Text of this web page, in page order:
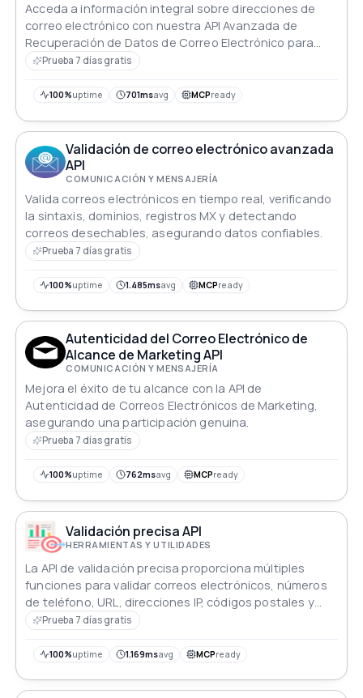
Acceda a información integral sobre direcciones de
correo electrónico con nuestra API Avanzada de
Recuperación de Datos de Correo Electrónico para
una segmentación más inteligente.
Prueba 7 días gratis
100%uptime 701msavg MCPready
Validación de correo electrónico avanzada
API
COMUNICACIÓN Y MENSAJERÍA
Valida correos electrónicos en tiempo real, verificando
la sintaxis, dominios, registros MX y detectando
correos desechables, asegurando datos confiables.
Prueba 7 días gratis
100%uptime 1.485msavg MCPready
Autenticidad del Correo Electrónico de
Alcance de Marketing API
COMUNICACIÓN Y MENSAJERÍA
Mejora el éxito de tu alcance con la API de
Autenticidad de Correos Electrónicos de Marketing,
asegurando una participación genuina.
Prueba 7 días gratis
100%uptime 762msavg MCPready
Validación precisa API
HERRAMIENTAS Y UTILIDADES
La API de validación precisa proporciona múltiples
funciones para validar correos electrónicos, números
de teléfono, URL, direcciones IP, códigos postales y
otros formatos de datos comunes.
Prueba 7 días gratis
100%uptime 1.169msavg MCPready